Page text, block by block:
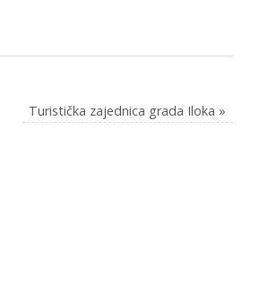
Turistička zajednica grada Iloka »